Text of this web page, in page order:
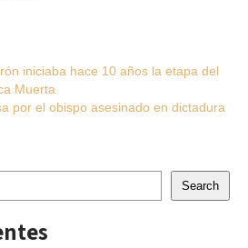
iniciaba hace 10 años la etapa del
Muerta
por el obispo asesinado en dictadura
Search